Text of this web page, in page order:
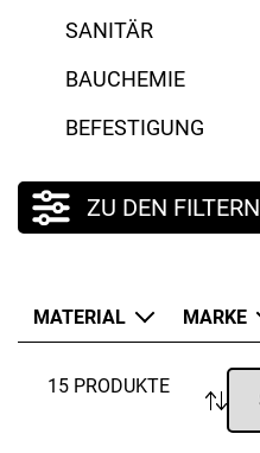
SANITÄR
BAUCHEMIE
BEFESTIGUNG
ZU DEN FILTERN
MATERIAL MARKE
15 PRODUKTE